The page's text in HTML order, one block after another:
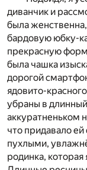
диванчик и
была
бардовую юбку-
прекрасную
была чашка
дорогой
ядовито-
убраны в
аккуратненьком
что придавало
пухлыми,
родинка,